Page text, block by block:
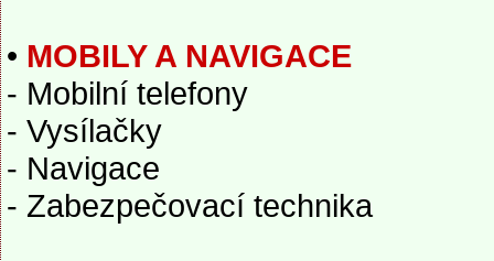
• MOBILY A NAVIGACE
- Mobilní telefony
- Vysílačky
- Navigace
- Zabezpečovací technika